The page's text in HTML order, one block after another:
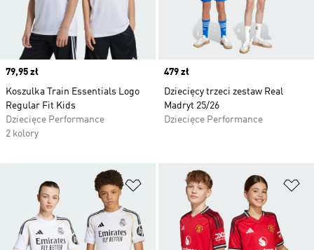
Price
79,95 zł
Koszulka Train Essentials Logo
Regular Fit Kids
Dziecięce Performance
2 kolory
Price
479 zł
Dziecięcy trzeci zestaw Real
Madryt 25/26
Dziecięce Performance
Dodaj do listy życzeń